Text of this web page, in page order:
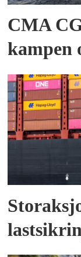
CMA
kampen